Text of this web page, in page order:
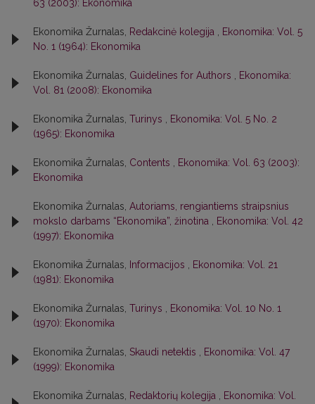
63 (2003): Ekonomika
Ekonomika Žurnalas, Redakcinė kolegija
Ekonomika: Vol. 5
No. 1 (1964): Ekonomika
Ekonomika Žurnalas, Guidelines for Authors
Ekonomika:
Vol. 81 (2008): Ekonomika
Ekonomika Žurnalas, Turinys
Ekonomika: Vol. 5 No. 2
(1965): Ekonomika
Ekonomika Žurnalas, Contents
Ekonomika: Vol. 63 (2003):
Ekonomika
Ekonomika Žurnalas, Autoriams, rengiantiems straipsnius
mokslo darbams “Ekonomika”, žinotina
Ekonomika: Vol. 42
(1997): Ekonomika
Ekonomika Žurnalas, Informacijos
Ekonomika: Vol. 21
(1981): Ekonomika
Ekonomika Žurnalas, Turinys
Ekonomika: Vol. 10 No. 1
(1970): Ekonomika
Ekonomika Žurnalas, Skaudi netektis
Ekonomika: Vol. 47
(1999): Ekonomika
Ekonomika Žurnalas, Redaktorių kolegija
Ekonomika: Vol.